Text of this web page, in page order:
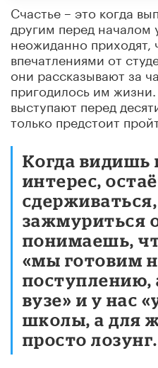
Счастье – это когда
другим перед началом
неожиданно приходят,
впечатлениями от
они рассказывают за
пригодилось им
выступают перед
только предстоит
Когда видишь
интерес,
зажмуриться
понимаешь,
«мы готовим
поступлению,
вузе» и у нас
школы, а для
просто лозунг.